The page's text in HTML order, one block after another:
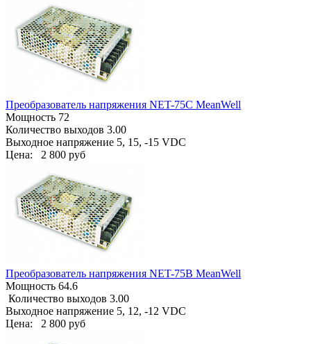
Преобразователь напряжения NET-75C MeanWell
Мощность 72
Количество выходов 3.00
Выходное напряжение 5, 15, -15 VDC
Цена: 2 800 руб
Преобразователь напряжения NET-75B MeanWell
Мощность 64.6
Количество выходов 3.00
Выходное напряжение 5, 12, -12 VDC
Цена: 2 800 руб